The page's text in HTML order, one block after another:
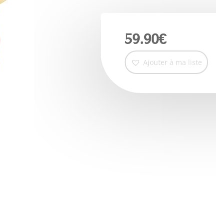
59.90€
Ajouter à ma liste